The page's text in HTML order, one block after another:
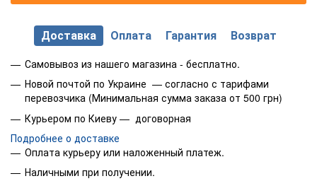
Доставка Оплата Гарантия Возврат
Самовывоз из нашего магазина - бесплатно.
Новой почтой по Украине — согласно с тарифами
перевозчика (Минимальная сумма заказа от 500 грн)
Курьером по Киеву — договорная
Подробнее о доставке
Оплата курьеру или наложенный платеж.
Наличными при получении.